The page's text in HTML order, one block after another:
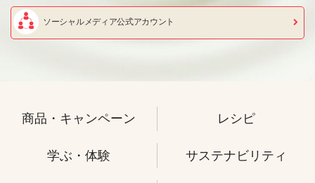
ソーシャルメディア公式アカウント
商品・キャンペーン レシピ
学ぶ・体験 サステナビリティ